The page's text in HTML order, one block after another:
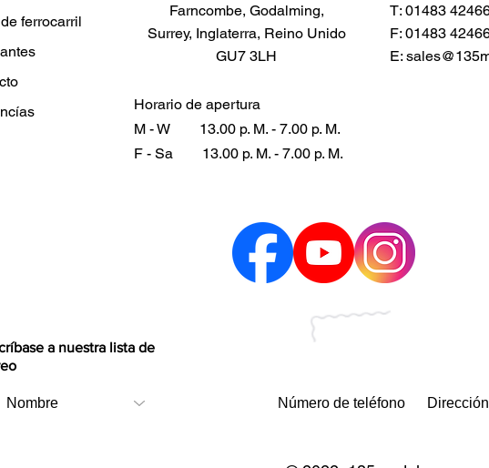
ferrocarril
Farncombe, Godalming,
Surrey, Inglaterra, Reino Unido
GU7 3LH
Horario de apertura
M - W
13.00 p. M. - 7.00 p. M.
F - Sa
13.00 p. M. - 7.00 p. M.
T: 01483
F: 01483
E:
a nuestra lista de